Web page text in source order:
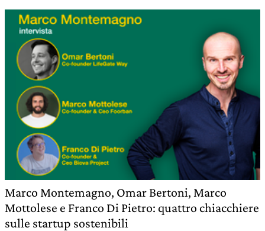
Marco Montemagno, Omar Bertoni, Marco
Mottolese e Franco Di Pietro: quattro chiacchiere
sulle startup sostenibili